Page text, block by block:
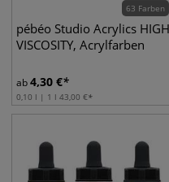
63 Farben
pébéo Studio Acrylics HIGH
VISCOSITY, Acrylfarben
ab4,30 €
0,10 l | 1 l 43,00 €